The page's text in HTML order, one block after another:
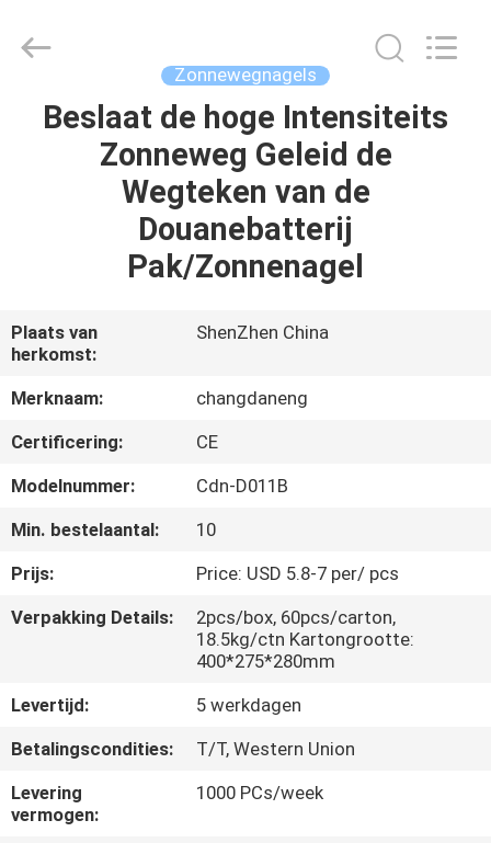
HUIS
PRODUCTEN
FABRIEKSRONDLEIDING
KWALITEITSCONTROLE
NEEM
CONTACT
MET
ONS
NIEUWS
GEVALLEN
Ltd..
Zonnewegnagels
Beslaat de hoge Intensiteits
Zonneweg Geleid de
Wegteken van de
Douanebatterij
Pak/Zonnenagel
Plaats van
herkomst:
ShenZhen China
Merknaam:
changdaneng
Certificering:
CE
Modelnummer:
Cdn-D011B
Min. bestelaantal:
10
Prijs:
Price: USD 5.8-7 per/ pcs
Verpakking Details:
2pcs/box, 60pcs/carton,
18.5kg/ctn Kartongrootte:
400*275*280mm
Levertijd:
5 werkdagen
Betalingscondities:
T/T, Western Union
Levering
vermogen:
1000 PCs/week